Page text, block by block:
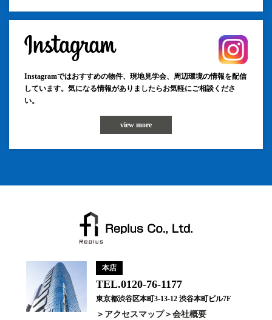
Instagramではおすすめの物件、現地見学会、周辺環境の情報を配信
しています。気になる情報がありましたらお気軽にご相談くださ
い。
view more
本店
TEL.0120-76-1177
東京都渋谷区本町3-13-12 渋谷本町ビル7F
アクセスマップ 会社概要